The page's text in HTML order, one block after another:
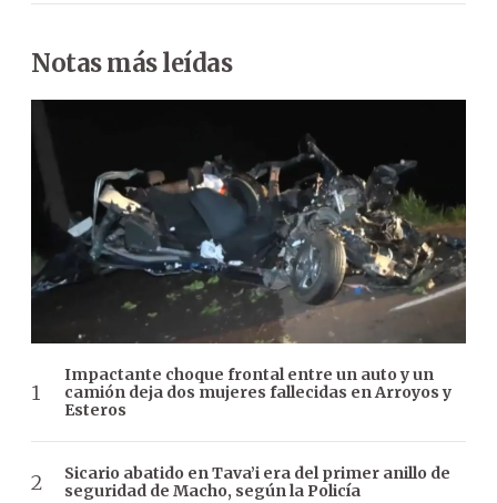
Notas más leídas
Impactante choque frontal entre un auto y un
camión deja dos mujeres fallecidas en Arroyos y
Esteros
Sicario abatido en Tava’i era del primer anillo de
seguridad de Macho, según la Policía